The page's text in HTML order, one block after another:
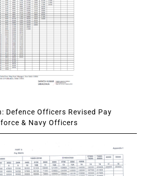
Defence Officers Revised Pay
& Navy Officers